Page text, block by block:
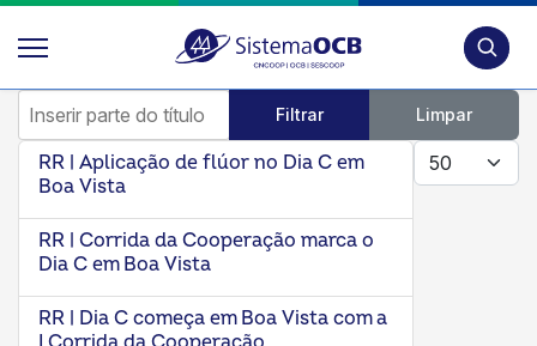
Inserir parte do título
Filtrar Limpar
Mostrar #
RR | Aplicação de flúor no Dia C em
Boa Vista
RR | Corrida da Cooperação marca o
Dia C em Boa Vista
RR | Dia C começa em Boa Vista com a